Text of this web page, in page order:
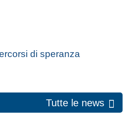
di speranza
Tutte le news